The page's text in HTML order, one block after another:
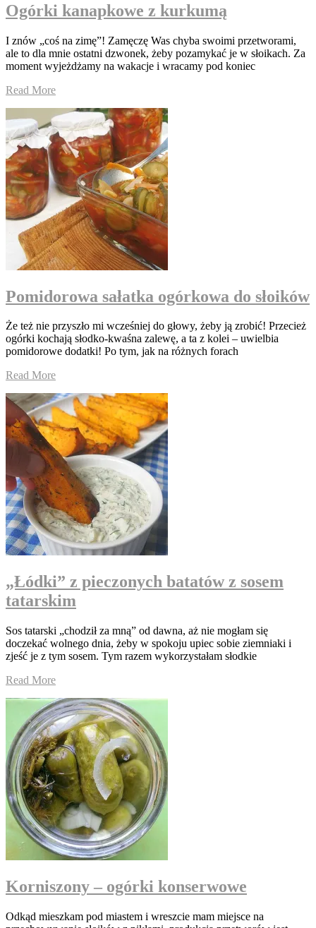
Ogórki kanapkowe z kurkumą
I znów „coś na zimę”! Zamęczę Was chyba swoimi przetworami,
ale to dla mnie ostatni dzwonek, żeby pozamykać je w słoikach. Za
moment wyjeżdżamy na wakacje i wracamy pod koniec
Read More
Pomidorowa sałatka ogórkowa do słoików
Że też nie przyszło mi wcześniej do głowy, żeby ją zrobić! Przecież
ogórki kochają słodko-kwaśna zalewę, a ta z kolei – uwielbia
pomidorowe dodatki! Po tym, jak na różnych forach
Read More
„Łódki” z pieczonych batatów z sosem
tatarskim
Sos tatarski „chodził za mną” od dawna, aż nie mogłam się
doczekać wolnego dnia, żeby w spokoju upiec sobie ziemniaki i
zjeść je z tym sosem. Tym razem wykorzystałam słodkie
Read More
Korniszony – ogórki konserwowe
Odkąd mieszkam pod miastem i wreszcie mam miejsce na